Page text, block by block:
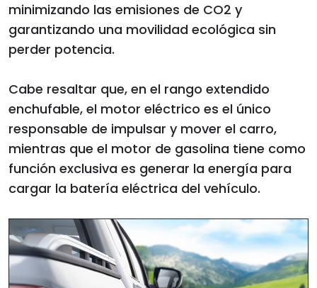
minimizando las emisiones de CO2 y
garantizando una movilidad ecológica sin
perder potencia.
Cabe resaltar que, en el rango extendido
enchufable, el motor eléctrico es el único
responsable de impulsar y mover el carro,
mientras que el motor de gasolina tiene como
función exclusiva es generar la energía para
cargar la batería eléctrica del vehículo.